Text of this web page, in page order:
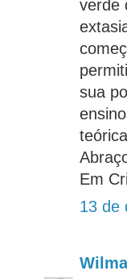
verde
sua
Em
13 de